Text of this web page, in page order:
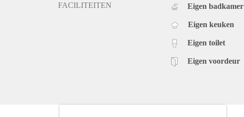
FACILITEITEN Eigen badkamer
Eigen keuken
Eigen toilet
Eigen voordeur